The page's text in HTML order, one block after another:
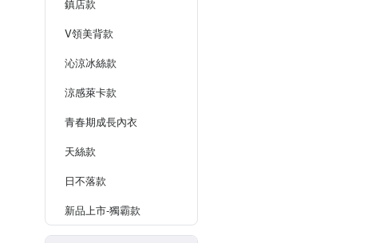
鎮店款
V領美背款
沁涼冰絲款
涼感萊卡款
青春期成長內衣
天絲款
日不落款
新品上市-獨霸款